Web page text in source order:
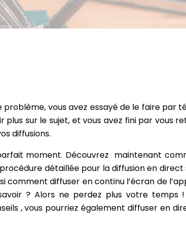
vous avez essayé de le faire par
plus sur le sujet, et vous avez fini par
diffusions.
moment. Découvrez maintenant
détaillée pour la diffusion en
diffuser en continu l’écran de
? Alors ne perdez plus votre temps
, vous pourriez également diffuser en